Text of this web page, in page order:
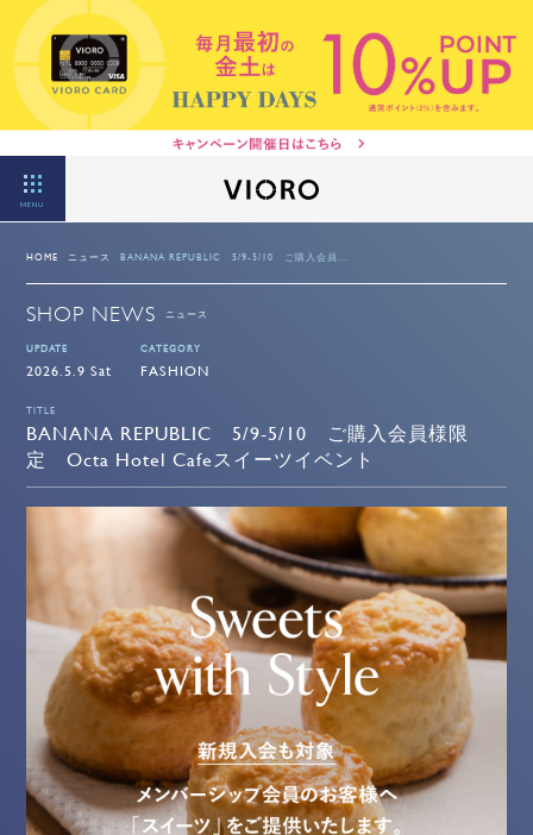
MENU
HOME ニュース BANANA REPUBLIC 5/9-5/10 ご購入会員...
SHOP NEWS ニュース
UPDATE
2026.5.9 Sat
CATEGORY
FASHION
TITLE
BANANA REPUBLIC 5/9-5/10 ご購入会員様限
定 Octa Hotel Cafeスイーツイベント